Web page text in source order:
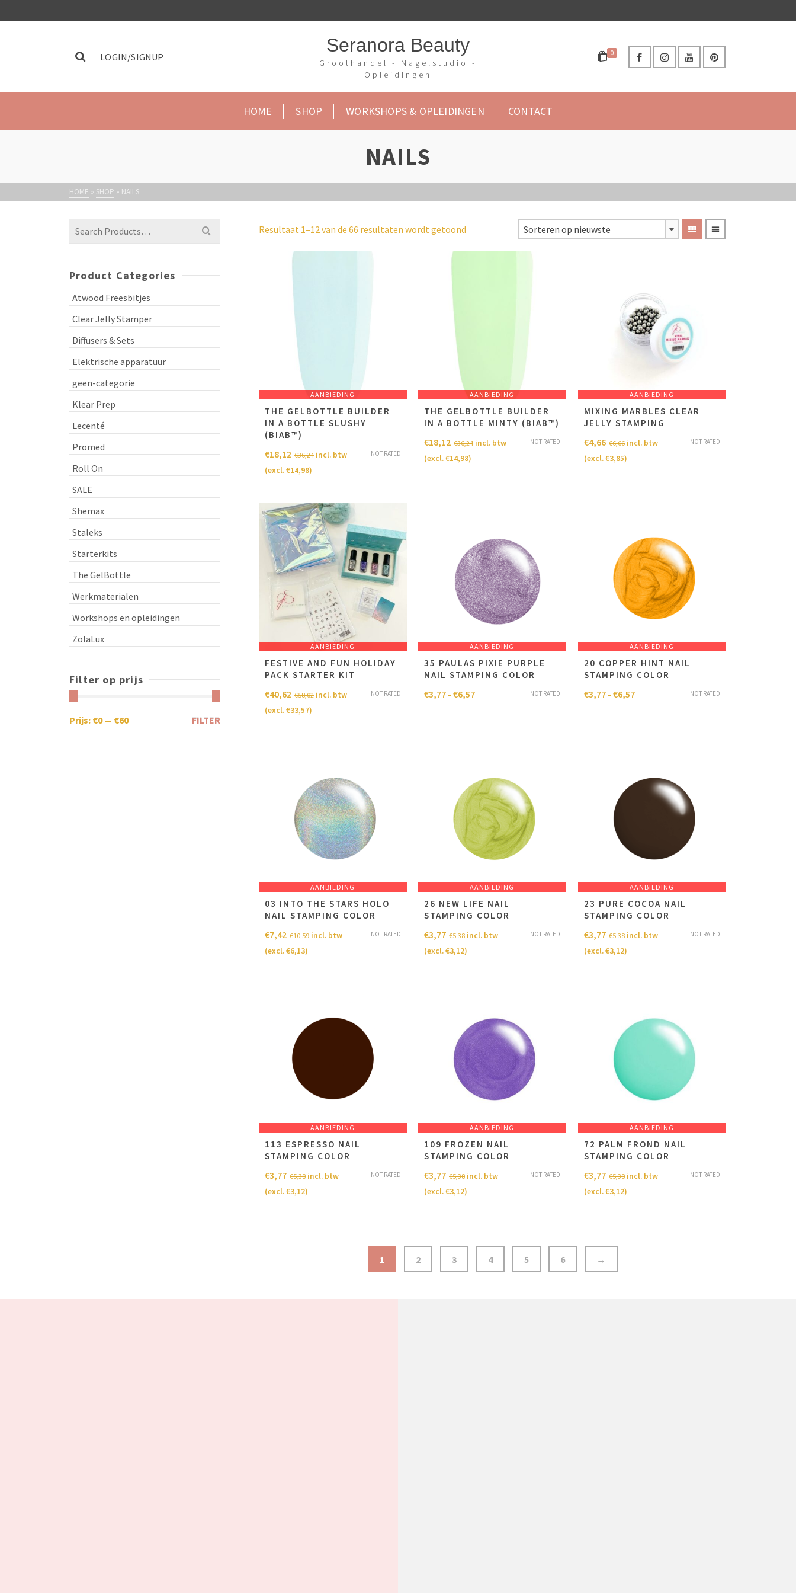
LOGIN/SIGNUP
Seranora Beauty
Groothandel - Nagelstudio -
Opleidingen
0
HOME SHOP WORKSHOPS & OPLEIDINGEN CONTACT
NAILS
HOME » SHOP » NAILS
Resultaat 1–12 van de 66 resultaten wordt getoond Sorteren op nieuwste
AANBIEDING
THE GELBOTTLE BUILDER
IN A BOTTLE SLUSHY
(BIAB™)
NOT RATED
€36,24
€18,12
incl. btw
(excl.€14,98)
AANBIEDING
THE GELBOTTLE BUILDER
IN A BOTTLE MINTY (BIAB™)
NOT RATED
€36,24
€18,12
incl. btw
(excl.€14,98)
AANBIEDING
MIXING MARBLES CLEAR
JELLY STAMPING
NOT RATED
€6,66
€4,66
incl. btw
(excl.€3,85)
AANBIEDING
FESTIVE AND FUN HOLIDAY
PACK STARTER KIT
NOT RATED
€58,02
€40,62
incl. btw
(excl.€33,57)
AANBIEDING
35 PAULAS PIXIE PURPLE
NAIL STAMPING COLOR
NOT RATED
€3,77 - €6,57
AANBIEDING
20 COPPER HINT NAIL
STAMPING COLOR
NOT RATED
€3,77 - €6,57
AANBIEDING
03 INTO THE STARS HOLO
NAIL STAMPING COLOR
NOT RATED
€10,59
€7,42
incl. btw
(excl.€6,13)
AANBIEDING
26 NEW LIFE NAIL
STAMPING COLOR
NOT RATED
€5,38
€3,77
incl. btw
(excl.€3,12)
AANBIEDING
23 PURE COCOA NAIL
STAMPING COLOR
NOT RATED
€5,38
€3,77
incl. btw
(excl.€3,12)
AANBIEDING
113 ESPRESSO NAIL
STAMPING COLOR
NOT RATED
€5,38
€3,77
incl. btw
(excl.€3,12)
AANBIEDING
109 FROZEN NAIL
STAMPING COLOR
NOT RATED
€5,38
€3,77
incl. btw
(excl.€3,12)
AANBIEDING
72 PALM FROND NAIL
STAMPING COLOR
NOT RATED
€5,38
€3,77
incl. btw
(excl.€3,12)
1 2 3 4 5 6 →
Product Categories
Atwood Freesbitjes
Clear Jelly Stamper
Diffusers & Sets
Elektrische apparatuur
geen-categorie
Klear Prep
Lecenté
Promed
Roll On
SALE
Shemax
Staleks
Starterkits
The GelBottle
Werkmaterialen
Workshops en opleidingen
ZolaLux
Filter op prijs
FILTER
Prijs: €0— €60